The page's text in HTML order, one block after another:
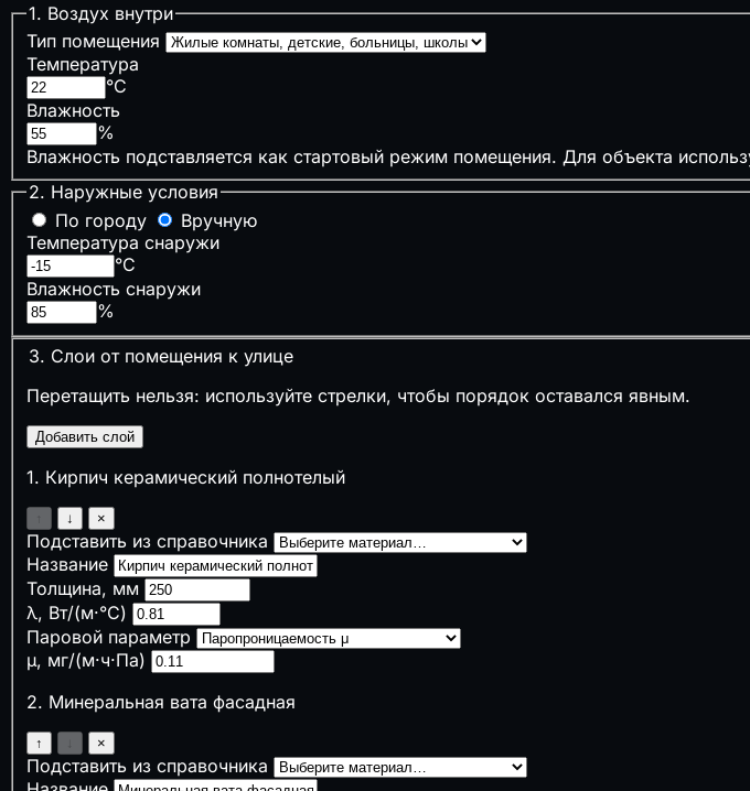
Инженерные системы
▣Септик и выгребная яма
Сечение кабеля по мощности
⏚Сопротивление заземления (контур)
Электрические нагрузки и трансформаторы
⚙️Компенсация реактивной мощности
🔥Мощность котла отопления
💨Расход воздуха (вентиляция)
♨️Расчёт сауны
⚡Временные сети стройплощадки
🌧️Ливнёвка и дождевой сток
🔥Пожарная и промышленная безопасность
🔥
Противопожарные расстояния
🧯Огнетушители
🚪Время эвакуации
📝Нужен ли наряд-допуск
Климат, теплотехника и акустика
🌡️ГСОП
🧱Толщина утеплителя
💧 Точка росы
🔇Звукоизоляция стен
📋Сметы, закупки и экономика подрядчика
НДС 22% (2026)
📋Взносы ИП
1. Воздух внутри
Тип помещения
Температура
°C
Влажность
%
Влажность подставляется как стартовый режим помещения. Для объекта
2. Наружные условия
По городу
Вручную
Температура снаружи
°C
Влажность снаружи
%
3. Слои от помещения к улице
Перетащить нельзя: используйте стрелки, чтобы порядок оставался явным.
Добавить слой
1. Кирпич керамический полнотелый
↓ ×
Подставить из справочника
Название
Толщина, мм
λ, Вт/(м·°C)
Паровой параметр
μ, мг/(м·ч·Па)
2. Минеральная вата фасадная
↑ ×
Подставить из справочника